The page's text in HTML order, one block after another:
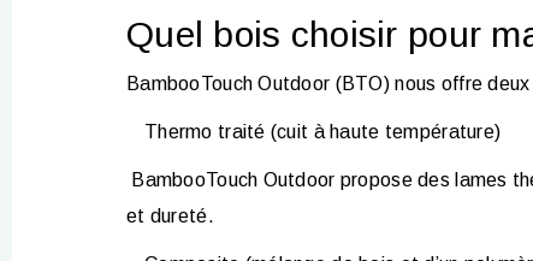
Quel bois choisir pour
BambooTouch Outdoor (BTO) nous offre
Thermo traité (cuit à haute température)
BambooTouch Outdoor propose des lames
et dureté.